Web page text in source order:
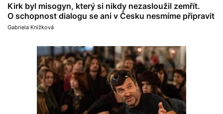
Kirk byl misogyn, který si nikdy nezasloužil zemřít.
O schopnost dialogu se ani v Česku nesmíme připravit
Gabriela Knížková